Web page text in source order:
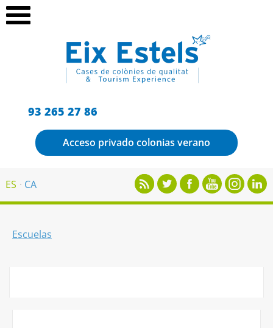
93 265 27 86
Acceso privado colonias verano
ES CA
Escuelas